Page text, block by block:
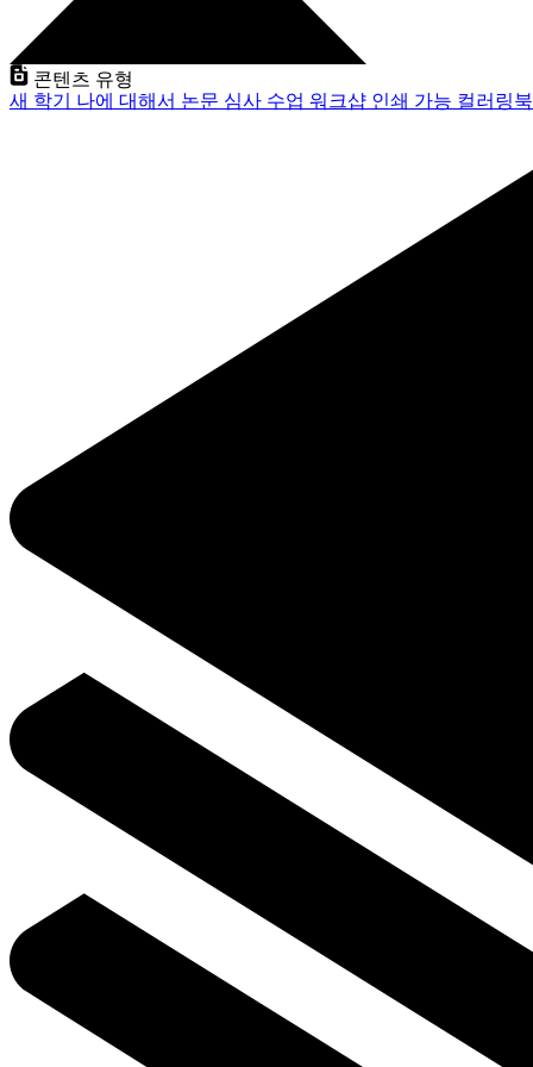
콘텐츠 유형
새 학기 나에 대해서 논문 심사 수업 워크샵 인쇄 가능 컬러링북